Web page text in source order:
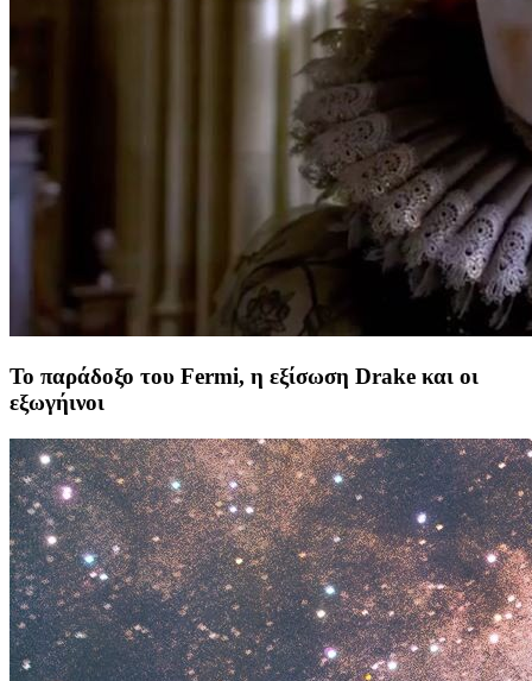
Το παράδοξο του Fermi, η εξίσωση Drake και οι
εξωγήινοι